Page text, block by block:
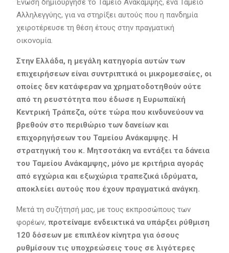
Αλληλεγγύης, για να στηρίξει αυτούς που η πανδημία
χειροτέρευσε τη θέση έτους στην πραγματική
οικονομία.
Στην Ελλάδα, η μεγάλη κατηγορία αυτών των
επιχειρήσεων είναι συντριπτικά οι μικρομεσαίες, οι
οποίες δεν κατάφεραν να χρηματοδοτηθούν ούτε
από τη ρευστότητα που έδωσε η Ευρωπαϊκή
Κεντρική Τράπεζα, ούτε τώρα που κινδυνεύουν να
βρεθούν στο περιθώριο των δανείων και
επιχορηγήσεων του Ταμείου Ανάκαμψης. Η
στρατηγική του κ. Μητσοτάκη να εντάξει τα δάνεια
του Ταμείου Ανάκαμψης, μόνο με κριτήρια αγοράς
από εγχώρια και εξωχώρια τραπεζικά ιδρύματα,
αποκλείει αυτούς που έχουν πραγματικά ανάγκη.
Μετά τη συζήτησή μας, με τους εκπροσώπους των
φορέων, προτείναμε ενδεικτικά να υπάρξει ρύθμιση
120 δόσεων με επιπλέον κίνητρα για όσους
ρυθμίσουν τις υποχρεώσεις τους σε λιγότερες